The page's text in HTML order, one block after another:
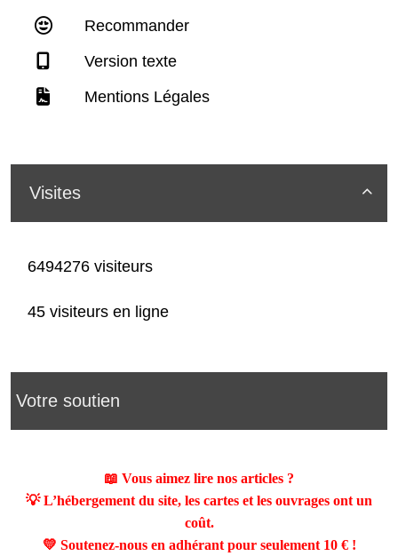
Recommander
Version texte
Mentions Légales

Visites
6494276 visiteurs
45 visiteurs en ligne
Votre soutien
📖 Vous aimez lire nos articles ?
💡 L’hébergement du site, les cartes et les ouvrages ont un
coût.
💛 Soutenez-nous en adhérant pour seulement 10 €!